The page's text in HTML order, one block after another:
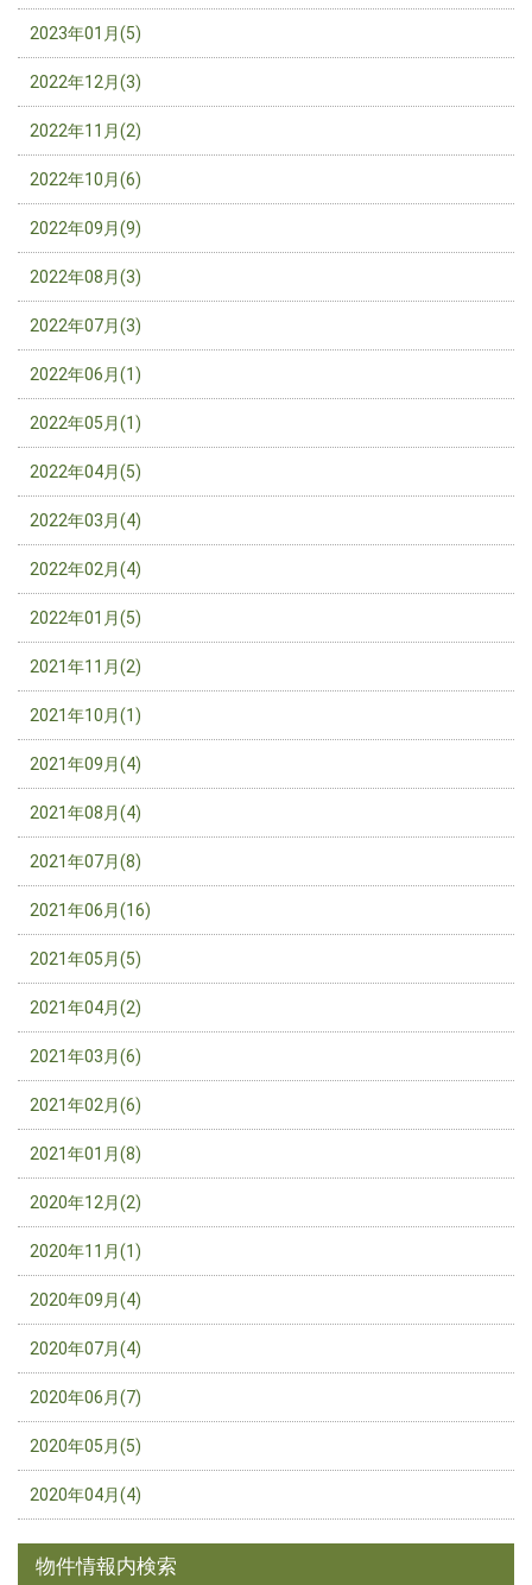
2023年01月(5)
2022年12月(3)
2022年11月(2)
2022年10月(6)
2022年09月(9)
2022年08月(3)
2022年07月(3)
2022年06月(1)
2022年05月(1)
2022年04月(5)
2022年03月(4)
2022年02月(4)
2022年01月(5)
2021年11月(2)
2021年10月(1)
2021年09月(4)
2021年08月(4)
2021年07月(8)
2021年06月(16)
2021年05月(5)
2021年04月(2)
2021年03月(6)
2021年02月(6)
2021年01月(8)
2020年12月(2)
2020年11月(1)
2020年09月(4)
2020年07月(4)
2020年06月(7)
2020年05月(5)
2020年04月(4)
物件情報内検索